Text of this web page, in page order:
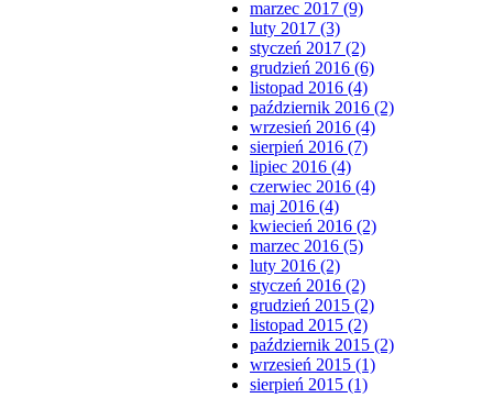
marzec 2017 (9)
luty 2017 (3)
styczeń 2017 (2)
grudzień 2016 (6)
listopad 2016 (4)
październik 2016 (2)
wrzesień 2016 (4)
sierpień 2016 (7)
lipiec 2016 (4)
czerwiec 2016 (4)
maj 2016 (4)
kwiecień 2016 (2)
marzec 2016 (5)
luty 2016 (2)
styczeń 2016 (2)
grudzień 2015 (2)
listopad 2015 (2)
październik 2015 (2)
wrzesień 2015 (1)
sierpień 2015 (1)